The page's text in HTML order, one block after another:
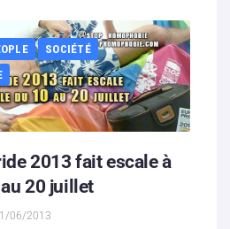
SOCIÉTÉ
2013 fait escale à
20 juillet
06/2013